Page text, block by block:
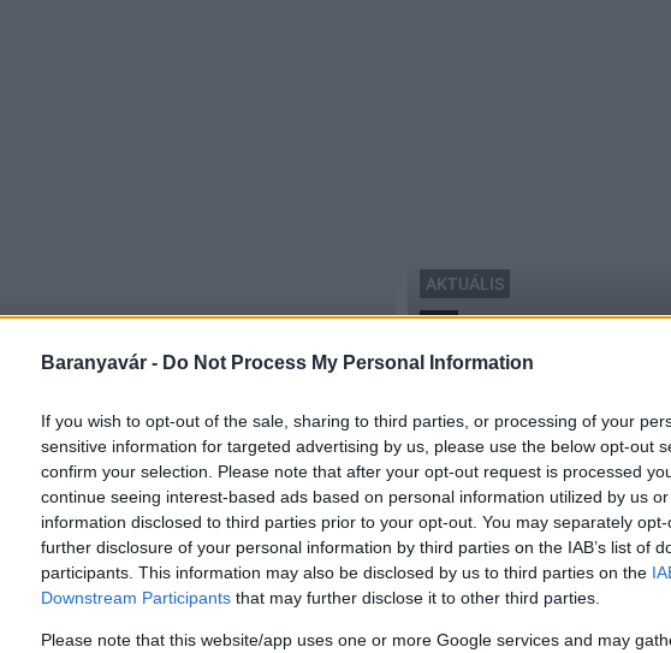
Baranyavár - Do Not Process My Personal Information
If you wish to opt-out of the sale, sharing to third parties, or processing of your
sensitive information for targeted advertising by us, please use the below opt-out
confirm your selection. Please note that after your opt-out request is processed
continue seeing interest-based ads based on personal information utilized by us
information disclosed to third parties prior to your opt-out. You may separately
further disclosure of your personal information by third parties on the IAB’s list of
participants. This information may also be disclosed by us to third parties on the
Downstream Participants that may further disclose it to other third parties.
Please note that this website/app uses one or more Google services and may
élén
AKTUÁLIS
Pécs
Ismét a pécsi
2017.03.10